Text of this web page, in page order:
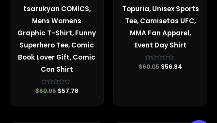
tsarukyan COMICS,
Mens Womens
Graphic T-Shirt, Funny
Superhero Tee, Comic
Book Lover Gift, Comic
Con Shirt
Valorado
con
de
$60.95 $57.78
Topuria, Unisex Sports
Tee, Camisetas UFC,
MMA Fan Apparel,
Event Day Shirt
Valorado
con
$60.05 $56.84